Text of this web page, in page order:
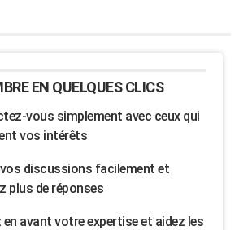
EN QUELQUES CLICS
vous simplement avec ceux qui
vos intérêts
discussions facilement et
plus de réponses
avant votre expertise et aidez les